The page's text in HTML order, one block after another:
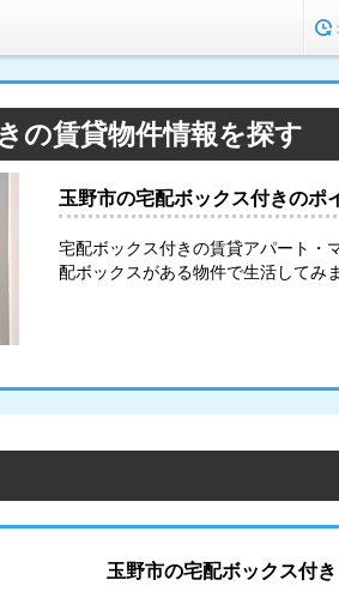
の賃貸物件情報を探す
玉野市の宅配ボックス付きのポ
宅配ボックス付きの賃貸アパート・
配ボックスがある物件で生活してみ
玉野市の宅配ボックス付き